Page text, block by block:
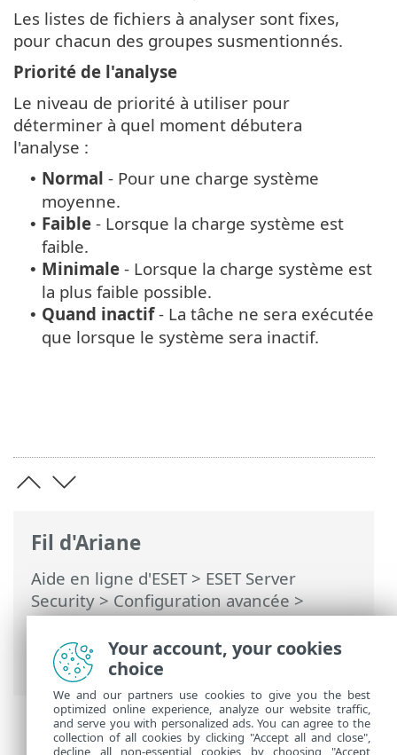
Fil d'Ariane
Aide en ligne d'ESET> ESET Server
Security>Configuration avancée>
Analyse>Analyse du périphérique>
Analyse au démarrage> Vérification
automatique des fichiers de démarrage
Les listes de fichiers à analyser sont fixes,
pour chacun des groupes susmentionnés.
Priorité de l'analyse
Le niveau de priorité à utiliser pour
déterminer à quel moment débutera
l'analyse :
• Normal - Pour une charge système
moyenne.
• Faible - Lorsque la charge système est
faible.
• Minimale - Lorsque la charge système est
la plus faible possible.
• Quand inactif- La tâche ne sera exécutée
que lorsque le système sera inactif.
Your account, your cookies
choice
We and our partners use cookies to give you the best
optimized online experience, analyze our website traffic,
and serve you with personalized ads. You can agree to the
collection of all cookies by clicking "Accept all and close",
decline all non-essential cookies by choosing "Accept